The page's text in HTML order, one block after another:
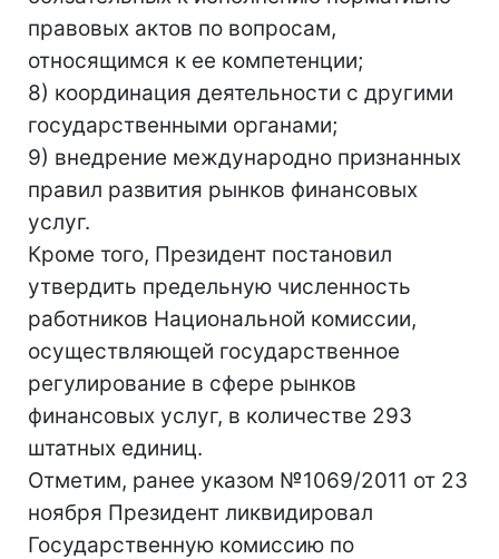
правовых актов по вопросам,
относящимся к ее компетенции;
8) координация деятельности с другими
государственными органами;
9) внедрение международно признанных
правил развития рынков финансовых
услуг.
Кроме того, Президент постановил
утвердить предельную численность
работников Национальной комиссии,
осуществляющей государственное
регулирование в сфере рынков
финансовых услуг, в количестве 293
штатных единиц.
Отметим, ранее указом №1069/2011 от 23
ноября Президент ликвидировал
Государственную комиссию по